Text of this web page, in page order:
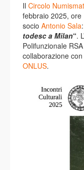
Il Circolo
febbraio 2025,
socio Antonio Sala
todesc a Milan“.
Polifunzionale
collaborazione
ONLUS.